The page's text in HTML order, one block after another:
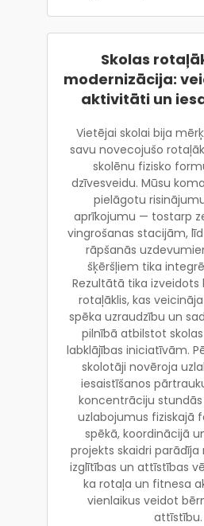
Skolas
modernizācija:
aktivitāti un
Vietējai skolai bija
savu novecojušo
skolēnu fizisko
dzīvesveidu. Mūsu
pielāgotu
aprīkojumu — tostarp
vingrošanas stacijām,
rāpšanās
šķēršļiem tika
Rezultātā tika izveidots
rotaļāklis, kas
spēka uzraudzību un
pilnībā atbilstot
labklājības iniciatīvām.
skolotāji novēroja
iesaistīšanos
koncentrāciju
uzlabojumus fiziskajā
spēkā, koordinācijā
projekts skaidri
izglītības un attīstības
ka rotaļa un fitnesa
vienlaikus veidot
attīstību.